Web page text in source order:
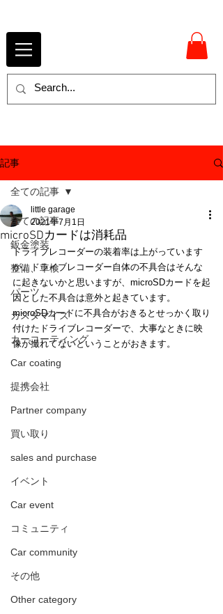
記事
全ての記事
鈑金塗装
整備、車検
パーツ
カスタマイズ
カーコーティング
Car coating
提携会社
Partner company
買い取り
sales and purchase
イベント
Car event
コミュニティ
Car community
その他
Other category
全ての記事
microSDカードは消耗品
little garage
2021年7月1日
ドライブレコーダーの装着率は上がっています
が、ドライブレコーダー自体の不具合はそんな
に起きないかと思いますが、microSDカードを起
因とした不具合は意外と起きています。
microSDカードに不具合がおきるとせっかく取り
付けたドライブレコーダーで、大事なときに映
像が撮れてないということがおきます。